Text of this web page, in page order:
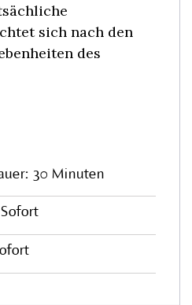
sich nach den
des
30 Minuten